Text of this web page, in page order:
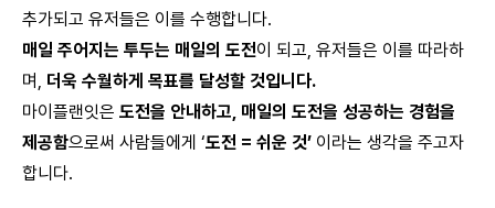
추가되고 유저들은 이를 수행합니다.
매일 주어지는 투두는 매일의 도전이 되고, 유저들은 이를 따라하
며, 더욱 수월하게 목표를 달성할 것입니다.
마이플랜잇은 도전을 안내하고, 매일의 도전을 성공하는 경험을
제공함으로써 사람들에게 ‘도전 = 쉬운 것’ 이라는 생각을 주고자
합니다.